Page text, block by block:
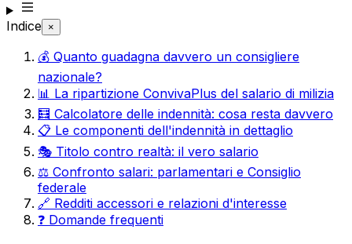
Indice ×
💰 Quanto guadagna davvero un consigliere
nazionale?
📊 La ripartizione ConvivaPlus del salario di milizia
🧮 Calcolatore delle indennità: cosa resta davvero
📋 Le componenti dell'indennità in dettaglio
🎭 Titolo contro realtà: il vero salario
⚖️ Confronto salari: parlamentari e Consiglio
federale
🔗 Redditi accessori e relazioni d'interesse
❓ Domande frequenti